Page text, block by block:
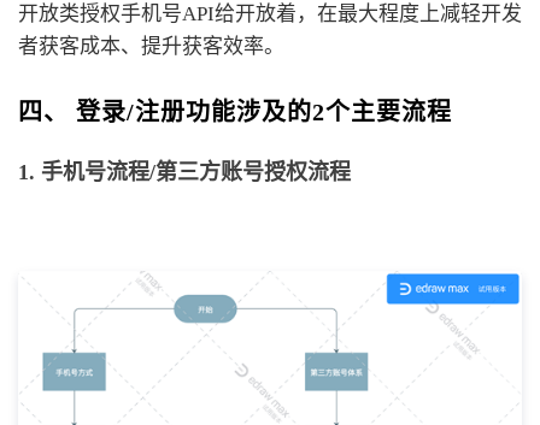
开放类授权手机号API给开放着，在最大程度上减轻开发
者获客成本、提升获客效率。
四、 登录/注册功能涉及的2个主要流程
1. 手机号流程/第三方账号授权流程